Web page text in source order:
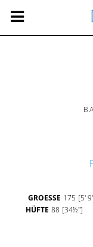
GROESSE 175 [5'
HÜFTE 88 [34½'']